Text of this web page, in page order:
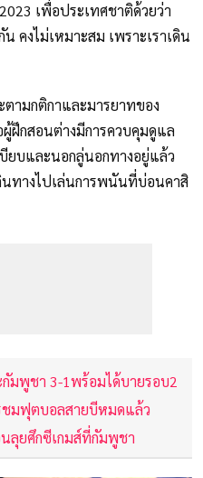
เพื่อประเทศชาติด้วยว่า
คงไม่เหมาะสม เพราะเราเดิน
ตามกติกาและมารยาทของ
ฝึกสอนต่างมีการควบคุมดูแล
ยบและนอกลู่นอกทางอยู่แล้ว
ทางไปเล่นการพนันที่บ่อนคาสิ
มพูชา 3-1พร้อมได้บายรอบ2
มฟุตบอลสายบีหมดแล้ว
ลุยศึกซีเกมส์ที่กัมพูชา